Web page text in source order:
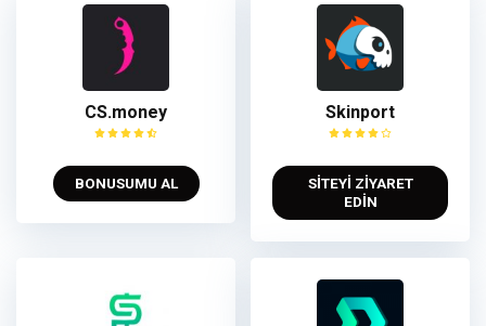
CS.money
BONUSUMU AL
Skinport
SİTEYİ ZİYARET
EDİN